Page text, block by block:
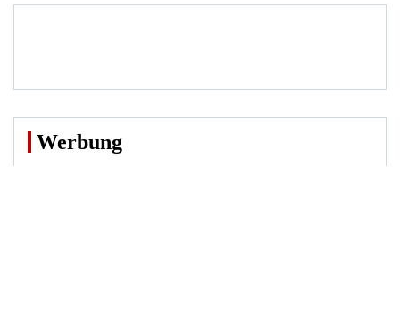
Werbung